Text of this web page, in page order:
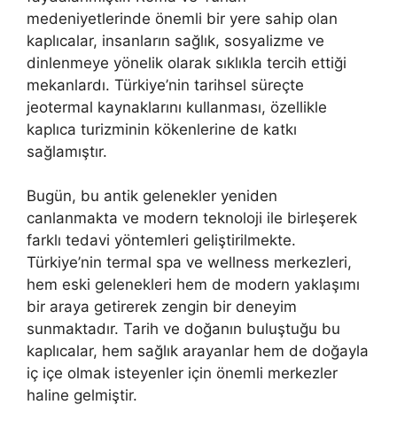
medeniyetlerinde önemli bir yere sahip olan
kaplıcalar, insanların sağlık, sosyalizme ve
dinlenmeye yönelik olarak sıklıkla tercih ettiği
mekanlardı. Türkiye’nin tarihsel süreçte
jeotermal kaynaklarını kullanması, özellikle
kaplıca turizminin kökenlerine de katkı
sağlamıştır.
Bugün, bu antik gelenekler yeniden
canlanmakta ve modern teknoloji ile birleşerek
farklı tedavi yöntemleri geliştirilmekte.
Türkiye’nin termal spa ve wellness merkezleri,
hem eski gelenekleri hem de modern yaklaşımı
bir araya getirerek zengin bir deneyim
sunmaktadır. Tarih ve doğanın buluştuğu bu
kaplıcalar, hem sağlık arayanlar hem de doğayla
iç içe olmak isteyenler için önemli merkezler
haline gelmiştir.